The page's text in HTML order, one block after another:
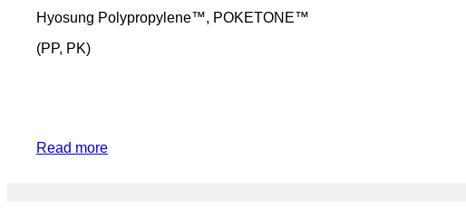
Hyosung Polypropylene™, POKETONE™
(PP, PK)
Read more